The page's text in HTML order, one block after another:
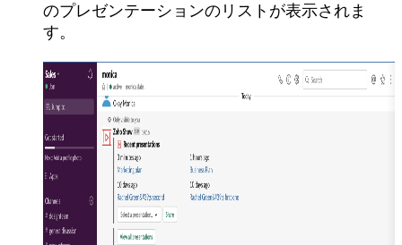
のプレゼンテーションのリストが表示されま
す。